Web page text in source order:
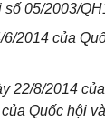
05/2003/
2014 của
22/8/2014 của
Quốc hội và